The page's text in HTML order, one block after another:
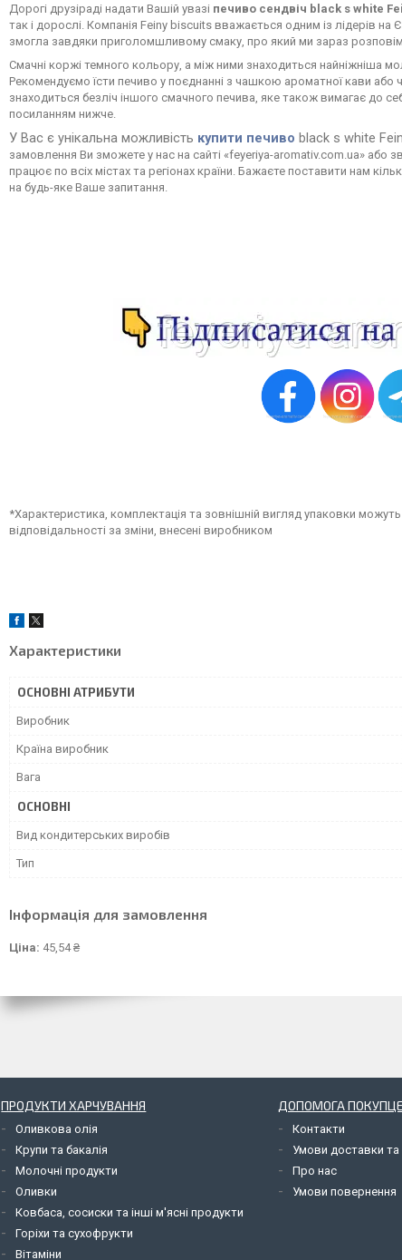
Дорогі друзіраді надати Вашій увазі печиво сендвіч black s white
так і дорослі. Компанія Feiny biscuits вважається одним із лідерів
змогла завдяки приголомшливому смаку, про який ми зараз
Смачні коржі темного кольору, а між ними знаходиться
Рекомендуємо їсти печиво у поєднанні з чашкою ароматної кави або
знаходиться безліч іншого смачного печива, яке також вимагає до
посиланням нижче.
У Вас є унікальна можливість купити печиво black s white
замовлення Ви зможете у нас на сайті «feyeriya-aromativ.com.ua»
працює по всіх містах та регіонах країни. Бажаєте поставити нам
на будь-яке Ваше запитання.
*Характеристика, комплектація та зовнішній вигляд упаковки
відповідальності за зміни, внесені виробником
Характеристики
ОСНОВНІ АТРИБУТИ
Виробник
Країна виробник
Вага
ОСНОВНІ
Вид кондитерських виробів
Тип
Інформація для замовлення
Ціна: 45,54 ₴
ПРОДУКТИ ХАРЧУВАННЯ
Оливкова олія
Крупи та бакалія
Молочні продукти
Оливки
Ковбаса, сосиски та інші м'ясні продукти
Горіхи та сухофрукти
Вітаміни
ДОПОМОГА
Контакти
Умови доставки та
Про нас
Умови повернення